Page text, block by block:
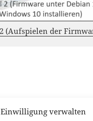
Einwilligung verwalten
(Aufspielen der
DL-Nordwest Projekt